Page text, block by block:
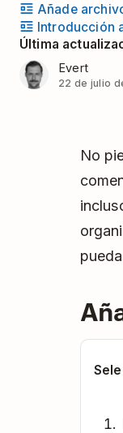
Añade
Introducción
Última
Evert
22 de julio
No